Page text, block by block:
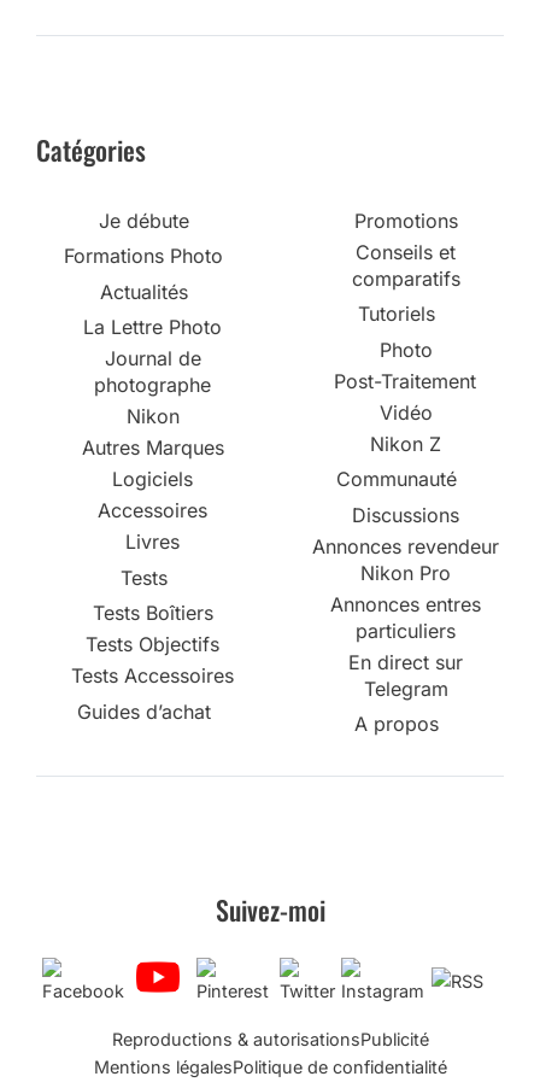
Catégories
Je débute
Formations Photo
Actualités
La Lettre Photo
Journal de
photographe
Nikon
Autres Marques
Logiciels
Accessoires
Livres
Tests
Tests Boîtiers
Tests Objectifs
Tests Accessoires
Guides d’achat
Promotions
Conseils et
comparatifs
Tutoriels
Photo
Post-Traitement
Vidéo
Nikon Z
Communauté
Discussions
Annonces revendeur
Nikon Pro
Annonces entres
particuliers
En direct sur
Telegram
A propos
Suivez-moi
Reproductions & autorisationsPublicité
Mentions légalesPolitique de confidentialité